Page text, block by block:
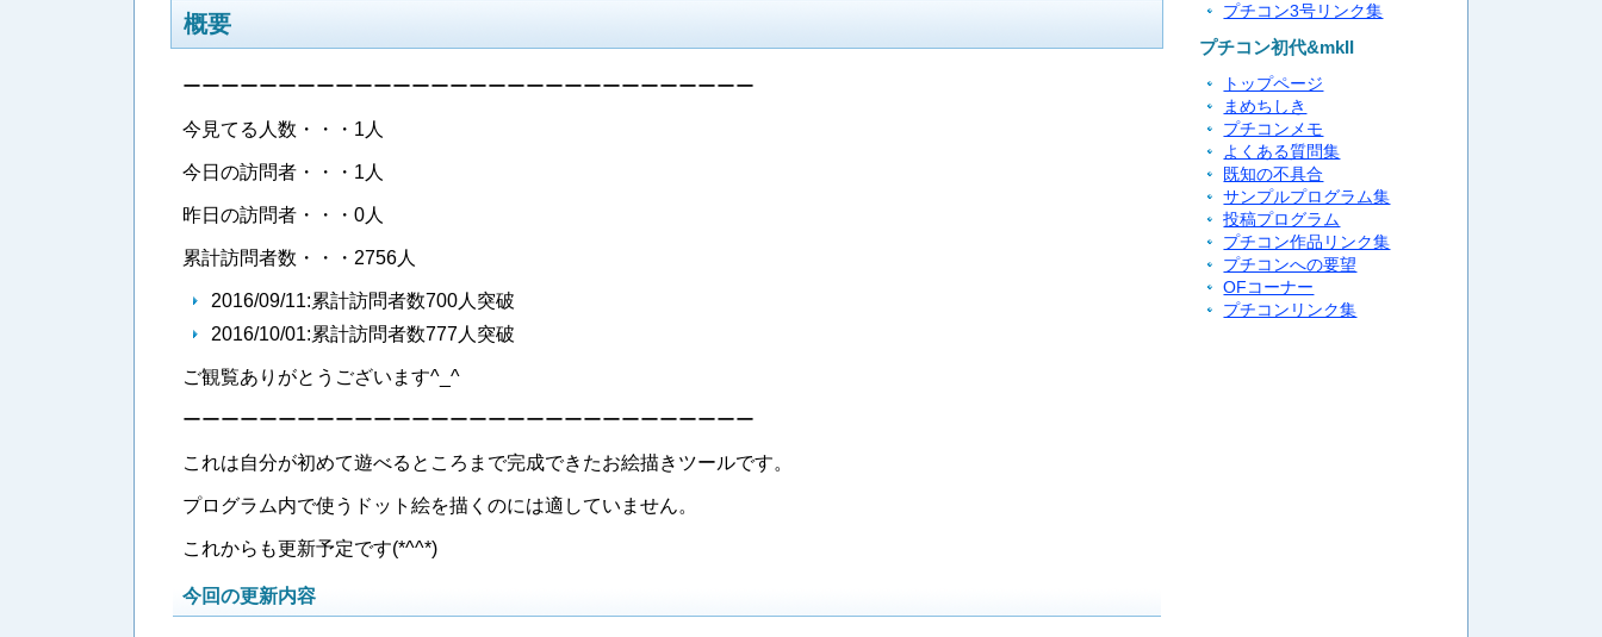
概要
ーーーーーーーーーーーーーーーーーーーーーーーーーーーーーー
今見てる人数・・・1人
今日の訪問者・・・1人
昨日の訪問者・・・0人
累計訪問者数・・・2756人
2016/09/11:累計訪問者数700人突破
2016/10/01:累計訪問者数777人突破
ご観覧ありがとうございます^_^
ーーーーーーーーーーーーーーーーーーーーーーーーーーーーーー
これは自分が初めて遊べるところまで完成できたお絵描きツールです。
プログラム内で使うドット絵を描くのには適していません。
これからも更新予定です(*^^*)
今回の更新内容
プチコン3号リンク集
プチコン初代&mkII
トップページ
まめちしき
プチコンメモ
よくある質問集
既知の不具合
サンプルプログラム集
投稿プログラム
プチコン作品リンク集
プチコンへの要望
OFコーナー
プチコンリンク集